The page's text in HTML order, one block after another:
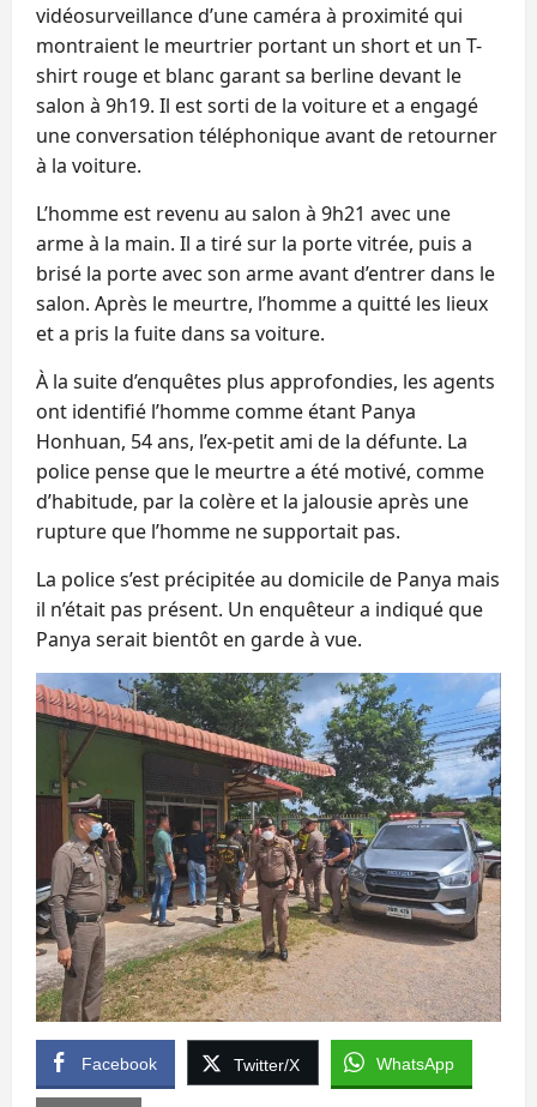
vidéosurveillance d’une caméra à proximité qui
montraient le meurtrier portant un short et un T-
shirt rouge et blanc garant sa berline devant le
salon à 9h19. Il est sorti de la voiture et a engagé
une conversation téléphonique avant de retourner
à la voiture.
L’homme est revenu au salon à 9h21 avec une
arme à la main. Il a tiré sur la porte vitrée, puis a
brisé la porte avec son arme avant d’entrer dans le
salon. Après le meurtre, l’homme a quitté les lieux
et a pris la fuite dans sa voiture.
À la suite d’enquêtes plus approfondies, les agents
ont identifié l’homme comme étant Panya
Honhuan, 54 ans, l’ex-petit ami de la défunte. La
police pense que le meurtre a été motivé, comme
d’habitude, par la colère et la jalousie après une
rupture que l’homme ne supportait pas.
La police s’est précipitée au domicile de Panya mais
il n’était pas présent. Un enquêteur a indiqué que
Panya serait bientôt en garde à vue.
Facebook Twitter/X WhatsApp